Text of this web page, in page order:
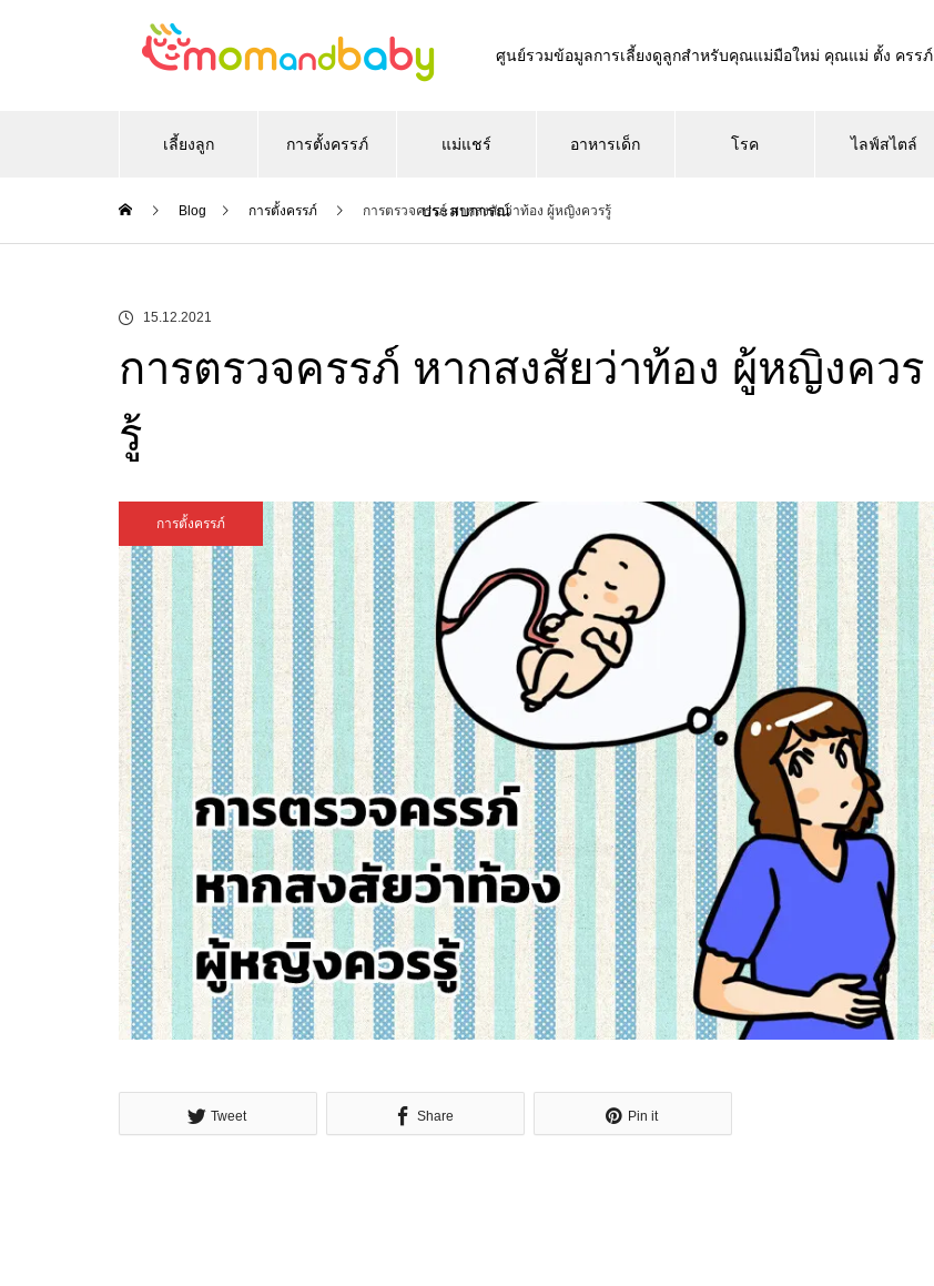
ศูนย์รวมข้อมูลการเลี้ยงดูลูกสำหรับคุณแม่มือใหม่ คุณแม่ ตั้ง ครรภ์
เลี้ยงลูก การตั้งครรภ์ แม่แชร์
ประสบการณ์
อาหารเด็ก โรค ไลฟ์สไตล์
Blog การตั้งครรภ์ การตรวจครรภ์ หากสงสัยว่าท้อง ผู้หญิงควรรู้
15.12.2021
การตรวจครรภ์ หากสงสัยว่าท้อง ผู้หญิงควร
รู้
การตั้งครรภ์
Tweet Share Pin it